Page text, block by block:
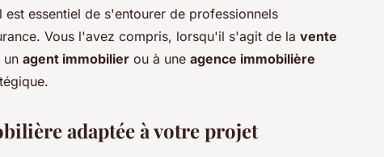
est essentiel de s'entourer de professionnels
Vous l'avez compris, lorsqu'il s'agit de la vente
un agent immobilier ou à une agence immobilière
adaptée à votre projet